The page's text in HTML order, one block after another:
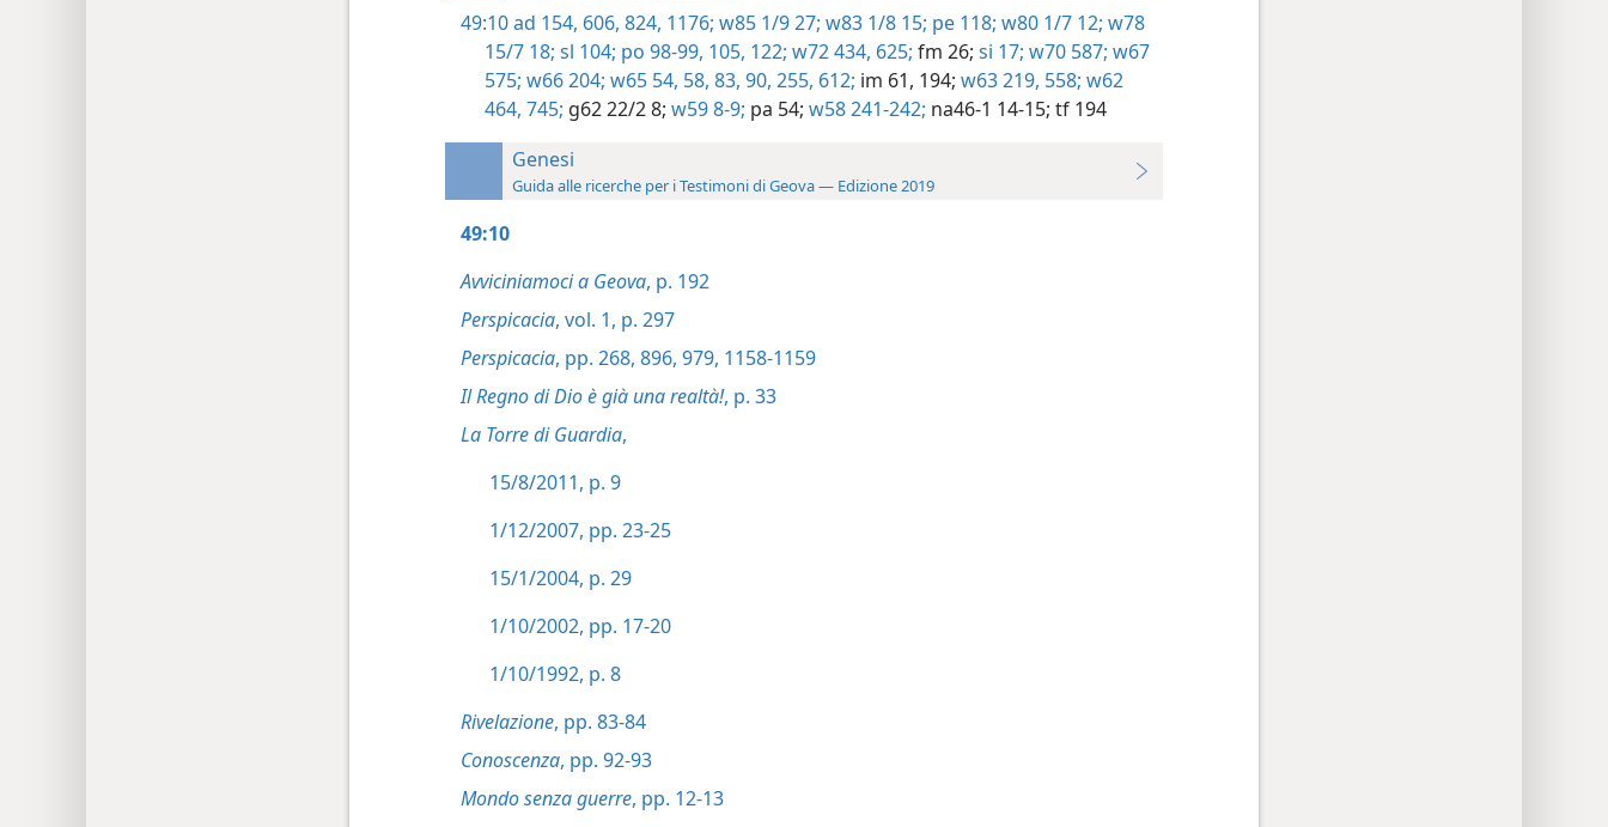
49:10ad 154, 606, 824, 1176; w85 1/9 27; w83 1/8 15; pe 118; w80 1/7 12; w78
15/7 18; sl 104; po 98-99, 105, 122; w72 434, 625; fm 26; si 17; w70 587; w67
575; w66 204; w65 54, 58, 83, 90, 255, 612; im 61, 194; w63 219, 558; w62
464, 745; g62 22/2 8; w59 8-9; pa 54; w58 241-242; na46-1 14-15; tf 194
Genesi
Guida alle ricerche per i Testimoni di Geova — Edizione 2019
49:10
Avviciniamoci a Geova, p. 192
Perspicacia, vol. 1, p. 297
Perspicacia, pp. 268, 896, 979, 1158-1159
Il Regno di Dio è già una realtà!, p. 33
La Torre di Guardia,
15/8/2011, p. 9
1/12/2007, pp. 23-25
15/1/2004, p. 29
1/10/2002, pp. 17-20
1/10/1992, p. 8
Rivelazione, pp. 83-84
Conoscenza, pp. 92-93
Mondo senza guerre, pp. 12-13